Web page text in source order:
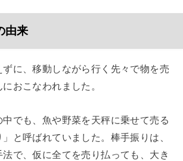
由来
に、移動しながら行く先々で物を売
おこなわれました。
中でも、魚や野菜を天秤に乗せて売る
と呼ばれていました。棒手振りは、
で、仮に全てを売り払っても、大き